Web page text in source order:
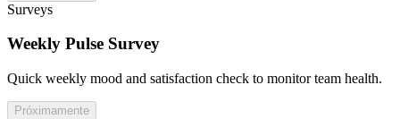
Surveys
Weekly Pulse Survey
Quick weekly mood and satisfaction check to monitor team health.
Próximamente